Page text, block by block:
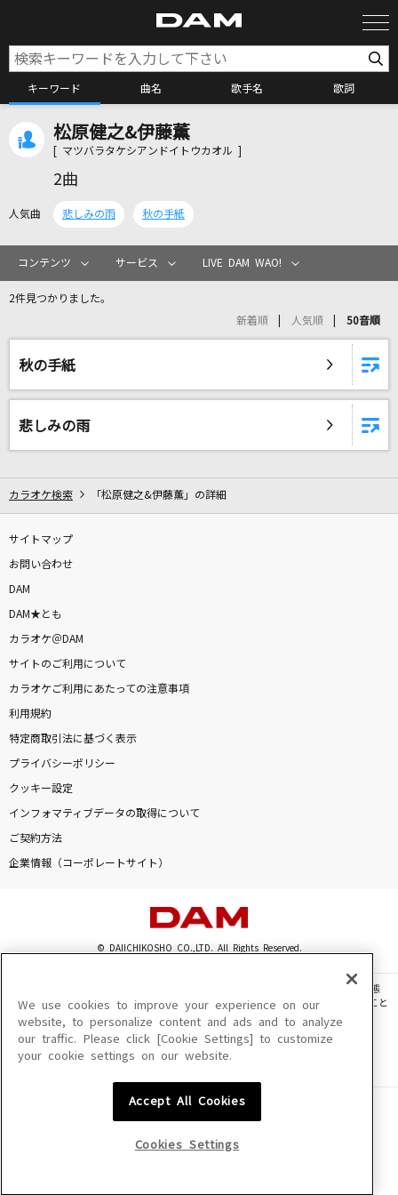
キーワード 曲名 歌手名 歌詞
カラオケ検索
カラオケリクエスト
恋
back number
陰陽座
[生音]アイノカタチ feat.HIDE(GReeeeN)
Misia
Magic
[生音]ワインレッドの心
安全地帯
[生音]Make-up Shadow
井上陽水
爆音CYCLONE「耳元ギンギン2K7」
酔いどれ知らず
Kanaria
カラオケ最新情報をチェック！
松原健之&伊藤薫
[ マツバラタケシアンドイトウカオル ]
2曲
人気曲 悲しみの雨 秋の手紙
コンテンツ サービス LIVE DAM WAO!
2件見つかりました。
新着順 人気順 50音順
秋の手紙
悲しみの雨
カラオケ検索 「松原健之&伊藤薫」の詳細
サイトマップ
お問い合わせ
DAM
DAM★とも
カラオケ＠DAM
サイトのご利用について
カラオケご利用にあたっての注意事項
利用規約
特定商取引法に基づく表示
プライバシーポリシー
クッキー設定
インフォマティブデータの取得について
ご契約方法
企業情報（コーポレートサイト）
© DAIICHIKOSHO CO.,LTD. All Rights Reserved.
このサイトに掲載されている一切の文章・画像・写真・動画・音声等を、手段や形態
を問わず、著作権法の定める範囲を超えて無断で複製、転載、ファイル化などすること
を禁じます。
楽曲及びコンテンツは、機種によりご利用いただけない場合があります。
楽曲及びコンテンツの配信日、配信内容が変更になる場合があります。
We use cookies to improve your experience on our
website, to personalize content and ads and to analyze
our traffic. Please click [Cookie Settings] to customize
your cookie settings on our website.
Accept All Cookies
Cookies Settings